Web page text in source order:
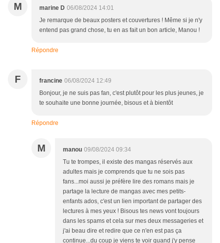
M marine D 06/08/2024 14:01
Je remarque de beaux posters et couvertures ! Même si je n'y
entend pas grand chose, tu en as fait un bon article, Manou !
Répondre
F francine 06/08/2024 12:49
Bonjour, je ne suis pas fan, c'est plutôt pour les plus jeunes, je
te souhaite une bonne journée, bisous et à bientôt
Répondre
M manou 09/08/2024 09:34
Tu te trompes, il existe des mangas réservés aux
adultes mais je comprends que tu ne sois pas
fans...moi aussi je préfère lire des romans mais je
partage la lecture de mangas avec mes petits-
enfants ados, c'est un lien important de partager des
lectures à mes yeux ! Bisous tes news vont toujours
dans les spams et cela sur mes deux messageries et
j'ai beau dire et redire que ce n'en est pas ça
continue...du coup je viens te voir quand j'y pense